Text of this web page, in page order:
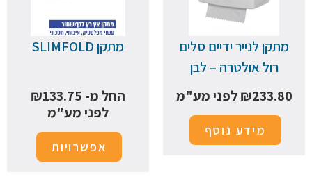
מתקן לנייר ידיים סלים
רול אולטרה – לבן
₪233.80 לפני מע"מ
מידע נוסף
מתקן SLIMFOLD
החל מ- ₪133.75
לפני מע"מ
אפשרויות